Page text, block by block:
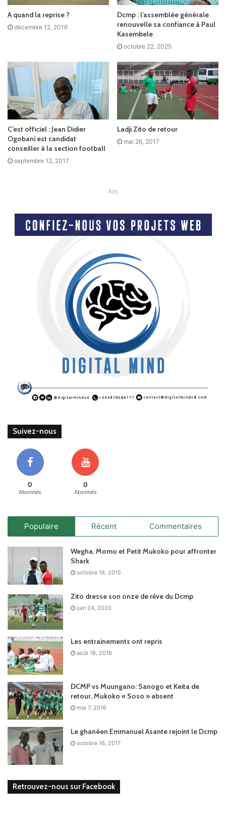
A quand la reprise ?
décembre 12, 2016
Dcmp : l’assemblée générale
renouvelle sa confiance à Paul
Kasembele
octobre 22, 2025
C’est officiel : Jean Didier
Ogobani est candidat
conseiller à la section football
septembre 12, 2017
Ladji Zito de retour
mai 26, 2017
Ads
Suivez-nous
0
Abonnés
0
Abonnés
Populaire Récent Commentaires
Wegha, Momo et Petit Mukoko pour affronter
Shark
octobre 16, 2015
Zito dresse son onze de rêve du Dcmp
juin 24, 2020
Les entrainements ont repris
août 18, 2016
DCMP vs Muungano: Sanogo et Keita de
retour, Mukoko « Soso » absent
mai 7, 2016
Le ghanéen Emmanuel Asante rejoint le Dcmp
octobre 16, 2017
Retrouvez-nous sur Facebook